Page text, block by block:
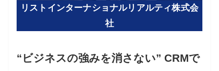
リストインターナショナルリアルティ株式会
社
“ビジネスの強みを消さない” CRMで